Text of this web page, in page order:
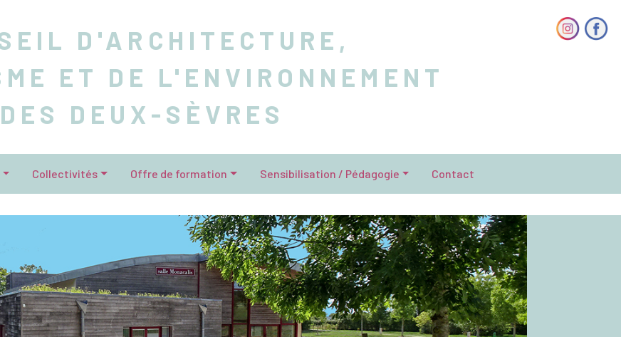
D'ARCHITECTURE,
ET DE L'ENVIRONNEMENT
DES DEUX-SÈVRES
Collectivités Offre de formation Sensibilisation / Pédagogie Contact